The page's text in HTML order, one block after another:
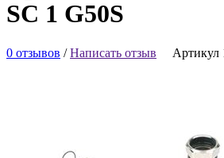
SC 1 G50S
0 отзывов /Написать отзыв Артикул